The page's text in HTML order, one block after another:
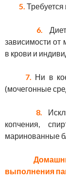
5. Требуется
6.
зависимости от
в крови и
7. Ни в
(мочегонные
8.
копчения,
маринованные
выполнения